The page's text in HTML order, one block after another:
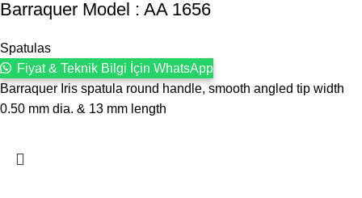
Barraquer Model : AA 1656
Spatulas
Fiyat & Teknik Bilgi İçin WhatsApp
Barraquer Iris spatula round handle, smooth angled tip width
0.50 mm dia. & 13 mm length